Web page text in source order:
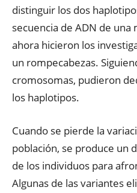
distinguir los dos
secuencia de ADN de
ahora hicieron los
un rompecabezas.
cromosomas, pudieron
los haplotipos.
Cuando se pierde la
población, se produce un
de los individuos para
Algunas de las variantes